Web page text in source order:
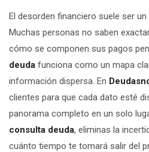
El desorden financiero suele ser
Muchas personas no saben
cómo se componen sus pagos
deuda funciona como un mapa
información dispersa. En
clientes para que cada dato esté
panorama completo en un solo
consulta deuda, eliminas la
cuánto tiempo te tomará salir del